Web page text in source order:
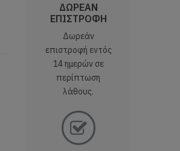
ΔΩΡΕΑΝ
ΕΠΙΣΤΡΟΦΗ
Δωρεάν
επιστροφή εντός
14 ημερών σε
περίπτωση
λάθους.